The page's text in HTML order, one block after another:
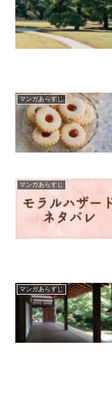
マンガあらすじ
マンガあらすじ
マンガあらすじ